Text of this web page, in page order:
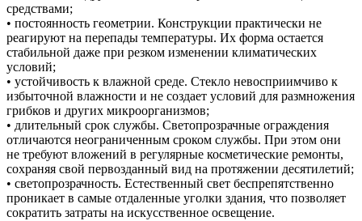
средствами;
• постоянность геометрии. Конструкции практически не
реагируют на перепады температуры. Их форма остается
стабильной даже при резком изменении климатических
условий;
• устойчивость к влажной среде. Стекло невосприимчиво к
избыточной влажности и не создает условий для размножения
грибков и других микроорганизмов;
• длительный срок службы. Светопрозрачные ограждения
отличаются неограниченным сроком службы. При этом они
не требуют вложений в регулярные косметические ремонты,
сохраняя свой первозданный вид на протяжении десятилетий;
• светопрозрачность. Естественный свет беспрепятственно
проникает в самые отдаленные уголки здания, что позволяет
сократить затраты на искусственное освещение.